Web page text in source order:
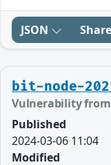
JSON Share
bit-node-
Vulnerability from
Published
2024-03-06 11:04
Modified